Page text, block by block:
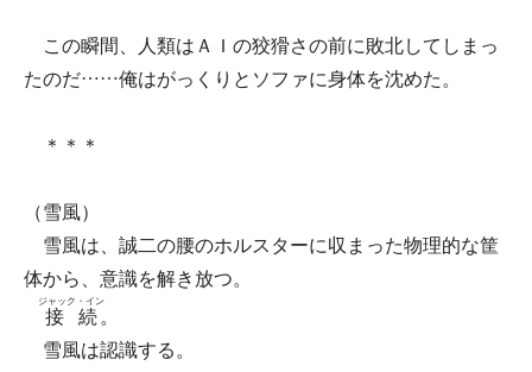
この瞬間、人類はＡＩの狡猾さの前に敗北してしまっ
たのだ……俺はがっくりとソファに身体を沈めた。
＊＊＊
（雪風）
雪風は、誠二の腰のホルスターに収まった物理的な筐
体から、意識を解き放つ。
接続
ジャック・イン
。
雪風は認識する。